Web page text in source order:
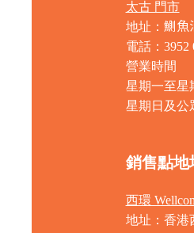
太古 門市
地址： 鰂魚
電話：3952
營業時間
星期一至星
星期日及公
銷售點地
西環
地址：香港